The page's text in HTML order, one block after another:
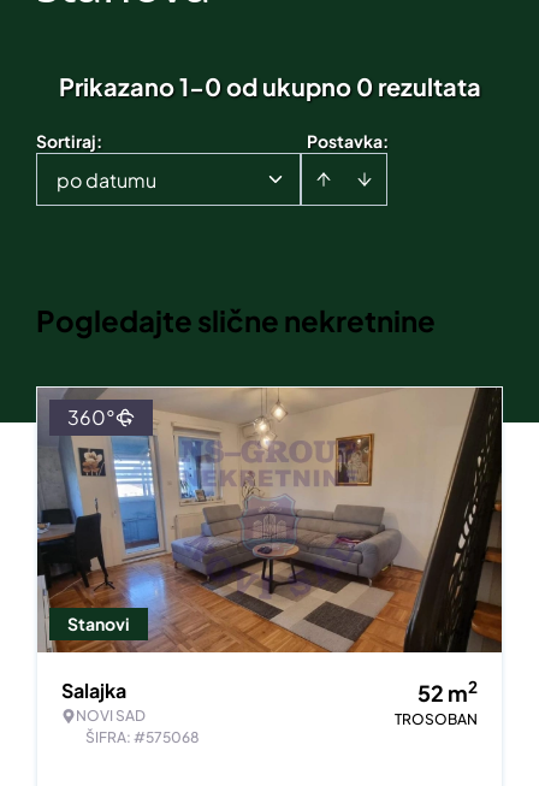
Prikazano 1-0 od ukupno 0 rezultata
Postavka:
Sortiraj:
po datumu
Pogledajte slične nekretnine
Stanovi
360°
Salajka
NOVI SAD
ŠIFRA: #575068
52 m2
TROSOBAN